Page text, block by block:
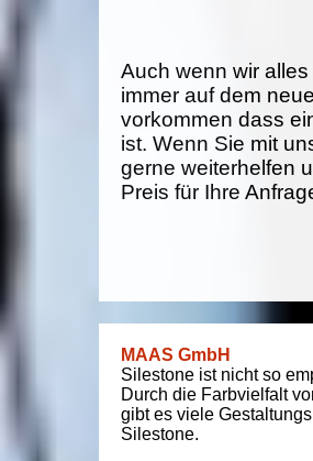
Auch wenn wir
immer auf dem
vorkommen dass
ist. Wenn Sie mit
gerne weiterhelfen
Preis für Ihre
MAAS GmbH
Silestone ist nicht so
Durch die Farbvielfalt
gibt es viele
Silestone.